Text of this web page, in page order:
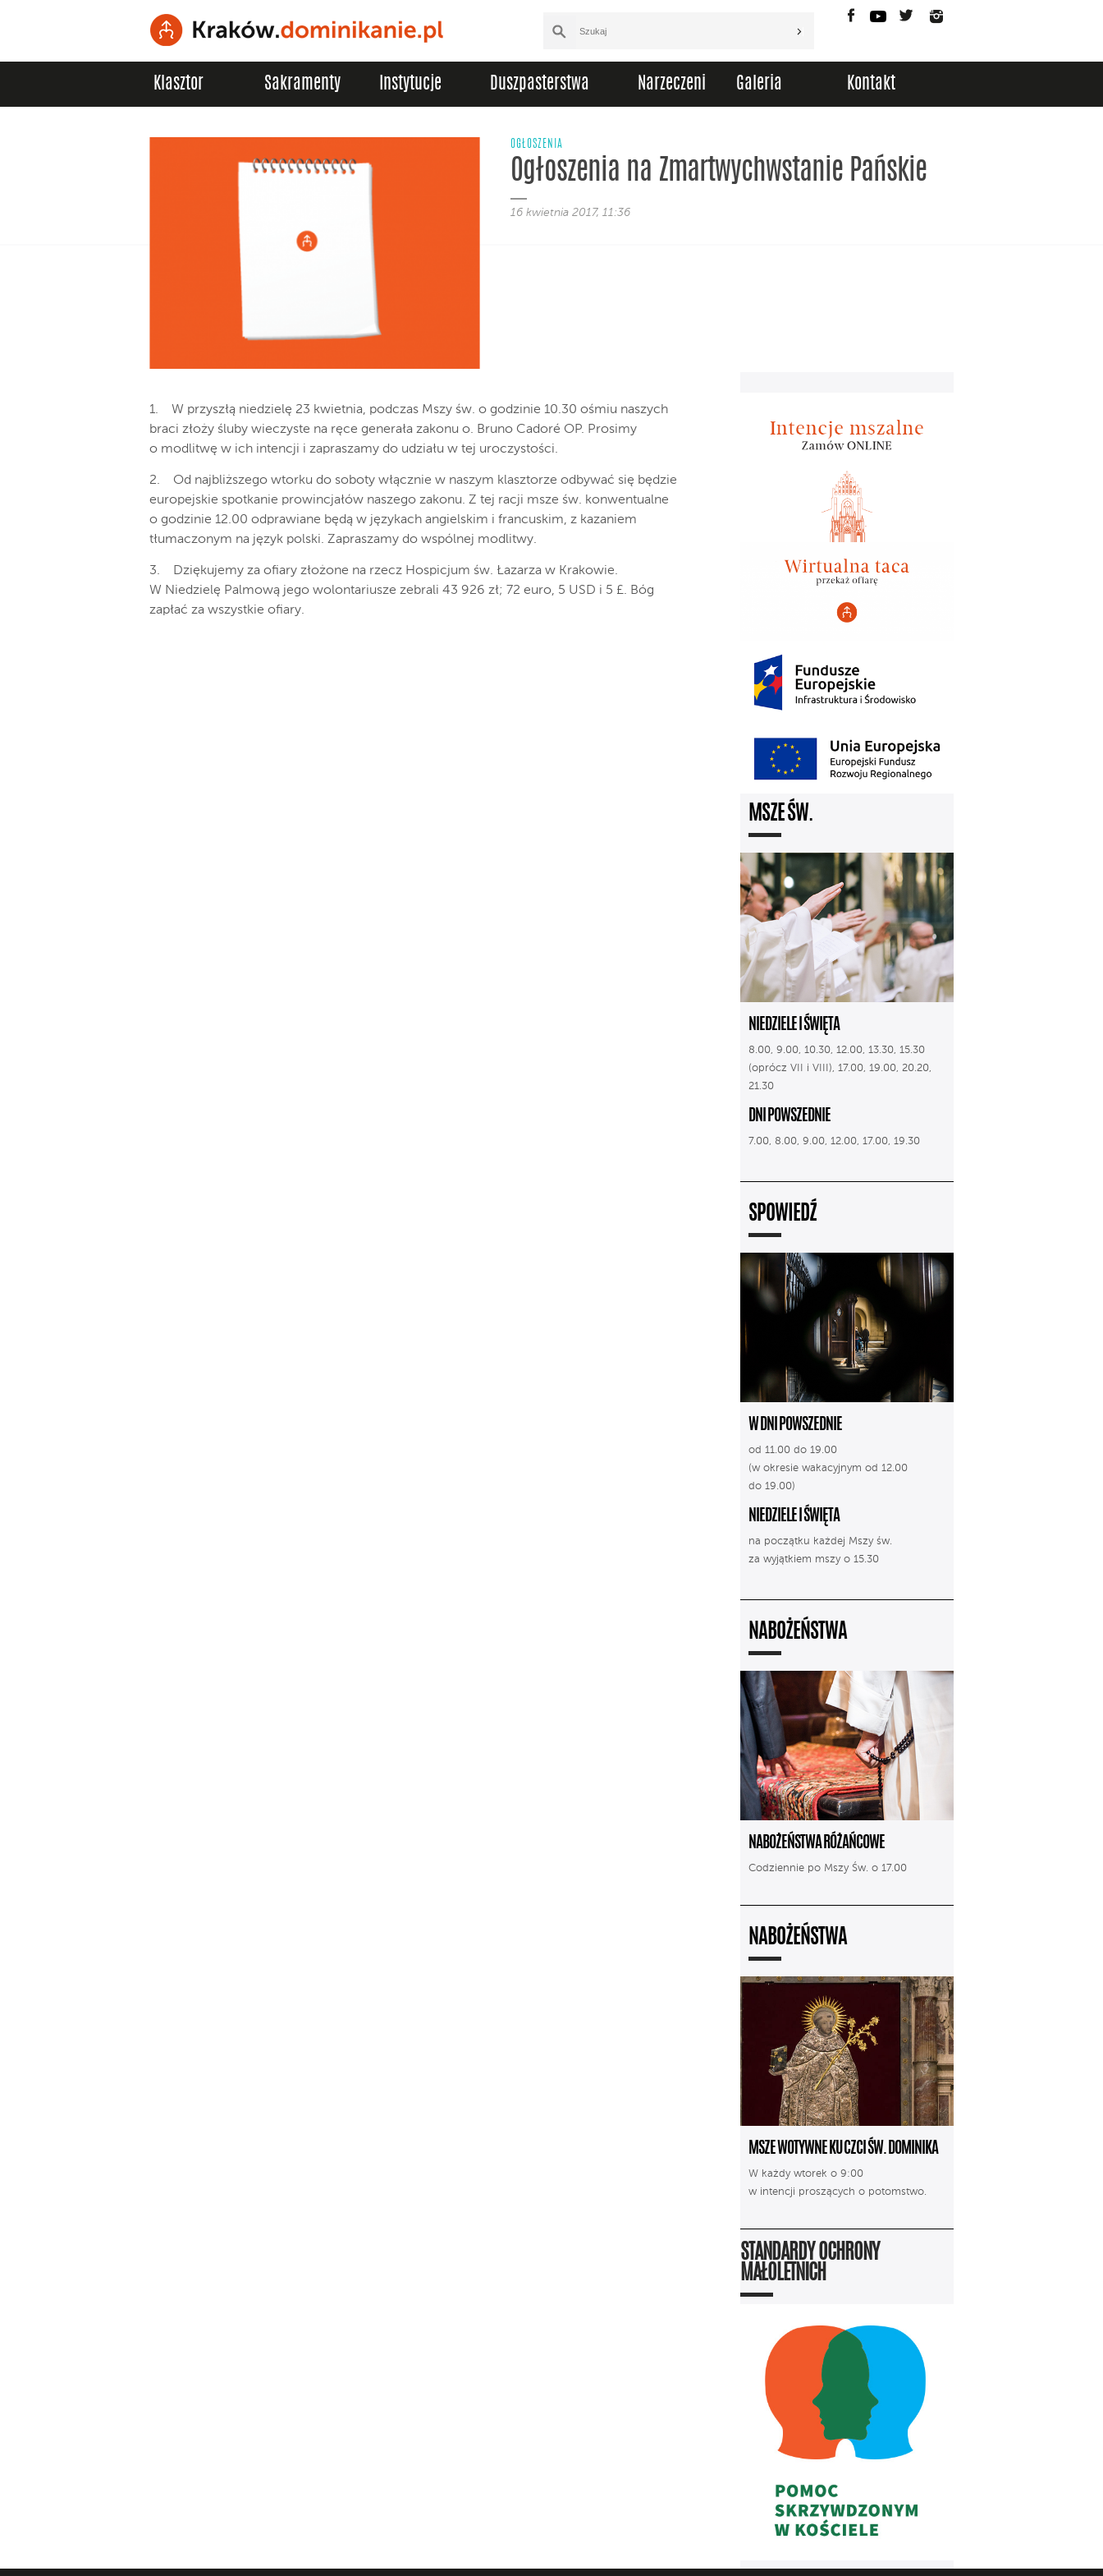
FacebookYouTubeTwitter
Klasztor Sakramenty Instytucje Duszpasterstwa Narzeczeni Galeria Kontakt
OGŁOSZENIA
Ogłoszenia na Zmartwychwstanie Pańskie
16 kwietnia 2017, 11:36
1. W przyszłą niedzielę 23 kwietnia, podczas Mszy św. o godzinie 10.30 ośmiu naszych
braci złoży śluby wieczyste na ręce generała zakonu o. Bruno Cadoré OP. Prosimy
o modlitwę w ich intencji i zapraszamy do udziału w tej uroczystości.
2. Od najbliższego wtorku do soboty włącznie w naszym klasztorze odbywać się będzie
europejskie spotkanie prowincjałów naszego zakonu. Z tej racji msze św. konwentualne
o godzinie 12.00 odprawiane będą w językach angielskim i francuskim, z kazaniem
tłumaczonym na język polski. Zapraszamy do wspólnej modlitwy.
3. Dziękujemy za ofiary złożone na rzecz Hospicjum św. Łazarza w Krakowie.
W Niedzielę Palmową jego wolontariusze zebrali 43 926 zł; 72 euro, 5 USD i 5 £. Bóg
zapłać za wszystkie ofiary.
MSZE ŚW.
NIEDZIELE I ŚWIĘTA
8.00, 9.00, 10.30, 12.00, 13.30, 15.30
(oprócz VII i VIII), 17.00, 19.00, 20.20,
21.30
DNI POWSZEDNIE
7.00, 8.00, 9.00, 12.00, 17.00, 19.30
SPOWIEDŹ
W DNI POWSZEDNIE
od 11.00 do 19.00
(w okresie wakacyjnym od 12.00
do 19.00)
NIEDZIELE I ŚWIĘTA
na początku każdej Mszy św.
za wyjątkiem mszy o 15.30
NABOŻEŃSTWA
NABOŻEŃSTWA RÓŻAŃCOWE
Codziennie po Mszy Św. o 17.00
NABOŻEŃSTWA
MSZE WOTYWNE KU CZCI ŚW. DOMINIKA
W każdy wtorek o 9:00
w intencji proszących o potomstwo.
STANDARDY OCHRONY
MAŁOLETNICH